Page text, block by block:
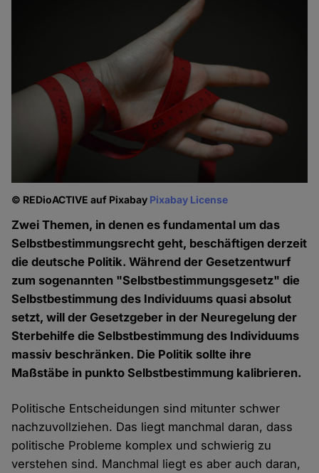
© REDioACTIVE auf Pixabay Pixabay License
Zwei Themen, in denen es fundamental um das
Selbstbestimmungsrecht geht, beschäftigen derzeit
die deutsche Politik. Während der Gesetzentwurf
zum sogenannten "Selbstbestimmungsgesetz" die
Selbstbestimmung des Individuums quasi absolut
setzt, will der Gesetzgeber in der Neuregelung der
Sterbehilfe die Selbstbestimmung des Individuums
massiv beschränken. Die Politik sollte ihre
Maßstäbe in punkto Selbstbestimmung kalibrieren.
Politische Entscheidungen sind mitunter schwer
nachzuvollziehen. Das liegt manchmal daran, dass
politische Probleme komplex und schwierig zu
verstehen sind. Manchmal liegt es aber auch daran,